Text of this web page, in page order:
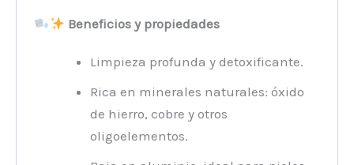
Beneficios y propiedades
Limpieza profunda y detoxificante.
Rica en minerales naturales: óxido
de hierro, cobre y otros
oligoelementos.